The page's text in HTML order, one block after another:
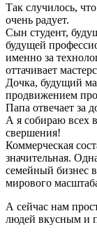
Так случилось,
очень радует.
Сын студент,
будущей
именно за
оттачивает
Дочка, будущий
продвижением
Папа отвечает за
А я собираю всех
свершения!
Коммерческая
значительная.
семейный бизнес
мирового
А сейчас нам
людей вкусным и